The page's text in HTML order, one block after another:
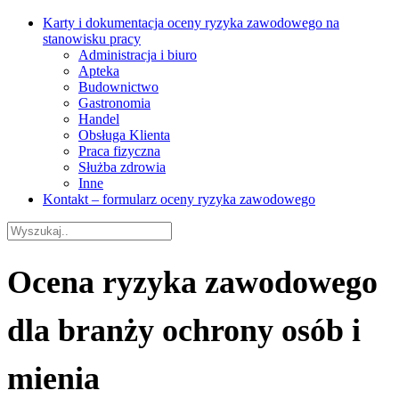
Karty i dokumentacja oceny ryzyka zawodowego na
stanowisku pracy
Administracja i biuro
Apteka
Budownictwo
Gastronomia
Handel
Obsługa Klienta
Praca fizyczna
Służba zdrowia
Inne
Kontakt – formularz oceny ryzyka zawodowego
Ocena ryzyka zawodowego
dla branży ochrony osób i
mienia